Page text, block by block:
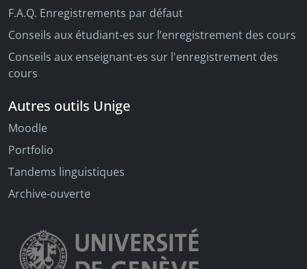
F.A.Q. Enregistrements par défaut
Conseils aux étudiant-es sur l’enregistrement des cours
Conseils aux enseignant-es sur l'enregistrement des
cours
Autres outils Unige
Moodle
Portfolio
Tandems linguistiques
Archive-ouverte